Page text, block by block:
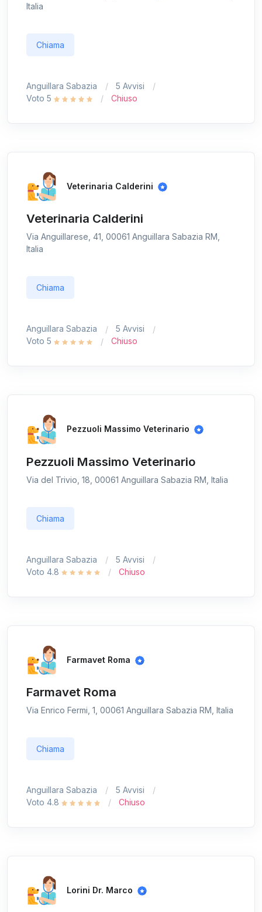
Italia
Chiama
Anguillara Sabazia
5 Avvisi
Voto 5
Chiuso
Veterinaria Calderini
Veterinaria Calderini
Via Anguillarese, 41, 00061 Anguillara Sabazia RM,
Italia
Chiama
Anguillara Sabazia
5 Avvisi
Voto 5
Chiuso
Pezzuoli Massimo Veterinario
Pezzuoli Massimo Veterinario
Via del Trivio, 18, 00061 Anguillara Sabazia RM, Italia
Chiama
Anguillara Sabazia
5 Avvisi
Voto 4.8
Chiuso
Farmavet Roma
Farmavet Roma
Via Enrico Fermi, 1, 00061 Anguillara Sabazia RM, Italia
Chiama
Anguillara Sabazia
5 Avvisi
Voto 4.8
Chiuso
Lorini Dr. Marco